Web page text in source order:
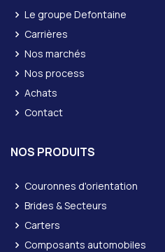
Le groupe Defontaine
Carrières
Nos marchés
Nos process
Achats
Contact
NOS PRODUITS
Couronnes d'orientation
Brides & Secteurs
Carters
Composants automobiles